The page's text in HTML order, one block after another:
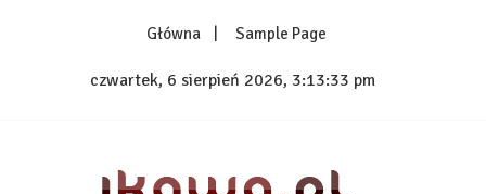
Główna Sample Page
czwartek, 6 sierpień 2026, 3:13:34 pm